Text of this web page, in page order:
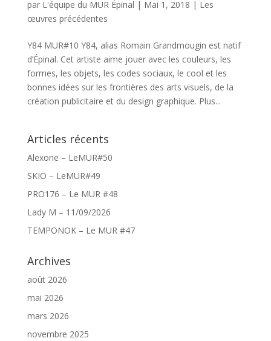
par L'équipe du MUR Épinal | Mai 1, 2018 | Les
œuvres précédentes
Y84 MUR#10 Y84, alias Romain Grandmougin est natif
d’Épinal. Cet artiste aime jouer avec les couleurs, les
formes, les objets, les codes sociaux, le cool et les
bonnes idées sur les frontières des arts visuels, de la
création publicitaire et du design graphique. Plus...
Articles récents
Alëxone – LeMUR#50
SKIO – LeMUR#49
PRO176 – Le MUR #48
Lady M – 11/09/2026
TEMPONOK – Le MUR #47
Archives
août 2026
mai 2026
mars 2026
novembre 2025